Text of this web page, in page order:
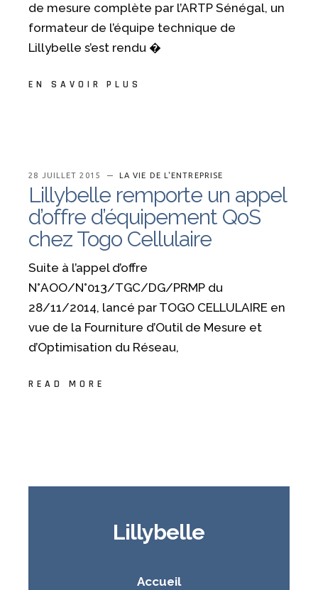
de mesure complète par l’ARTP Sénégal, un
formateur de l’équipe technique de
Lillybelle s’est rendu �
EN SAVOIR PLUS
28 JUILLET 2015 LA VIE DE L'ENTREPRISE
Lillybelle remporte un appel
d’offre d’équipement QoS
chez Togo Cellulaire
Suite à l’appel d’offre
N°AOO/N°013/TGC/DG/PRMP du
28/11/2014, lancé par TOGO CELLULAIRE en
vue de la Fourniture d’Outil de Mesure et
d’Optimisation du Réseau,
READ MORE
Lillybelle
Accueil